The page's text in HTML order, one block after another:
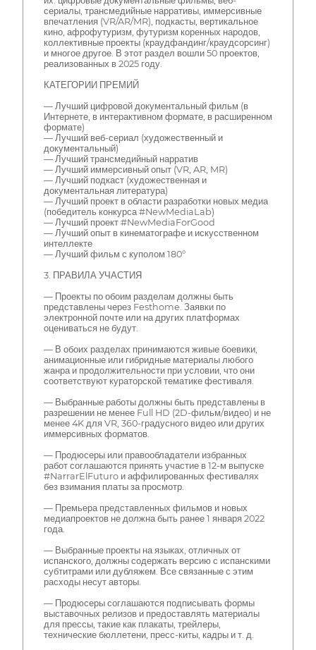
сериалы, трансмедийные нарративы, иммерсивные
впечатления (VR/AR/MR), подкасты, вертикальное
кино, афрофутуризм, футуризм коренных народов,
коллективные проекты (краудфандинг/краудсорсинг)
и многое другое. В этот раздел вошли 50 проектов,
реализованных в 2025 году.
КАТЕГОРИИ ПРЕМИЙ
— Лучший цифровой документальный фильм (в
Интернете, в интерактивном формате, в расширенном
формате)
— Лучший веб-сериал (художественный и
документальный)
— Лучший трансмедийный нарратив
— Лучший иммерсивный опыт (VR, AR, MR)
— Лучший подкаст (художественная и
документальная литература)
— Лучший проект в области разработки новых медиа
(победитель конкурса #NewMediaLab)
— Лучший проект #NewMediaForGood
— Лучший опыт в кинематографе и искусственном
интеллекте
— Лучший фильм с куполом 180°
3. ПРАВИЛА УЧАСТИЯ
— Проекты по обоим разделам должны быть
представлены через Festhome. Заявки по
электронной почте или на других платформах
оцениваться не будут.
— В обоих разделах принимаются живые боевики,
анимационные или гибридные материалы любого
жанра и продолжительности при условии, что они
соответствуют кураторской тематике фестиваля.
— Выбранные работы должны быть представлены в
разрешении не менее Full HD (2D-фильм/видео) и не
менее 4K для VR, 360-градусного видео или других
иммерсивных форматов.
— Продюсеры или правообладатели избранных
работ соглашаются принять участие в 12-м выпуске
#NarrarElFuturo и аффилированных фестивалях
без взимания платы за просмотр.
— Премьера представленных фильмов и новых
медиапроектов не должна быть ранее 1 января 2022
года.
— Выбранные проекты на языках, отличных от
испанского, должны содержать версию с испанскими
субтитрами или дубляжем. Все связанные с этим
расходы несут авторы.
— Продюсеры соглашаются подписывать формы
выставочных релизов и предоставлять материалы
для прессы, такие как плакаты, трейлеры,
технические бюллетени, пресс-киты, кадры и т. д.